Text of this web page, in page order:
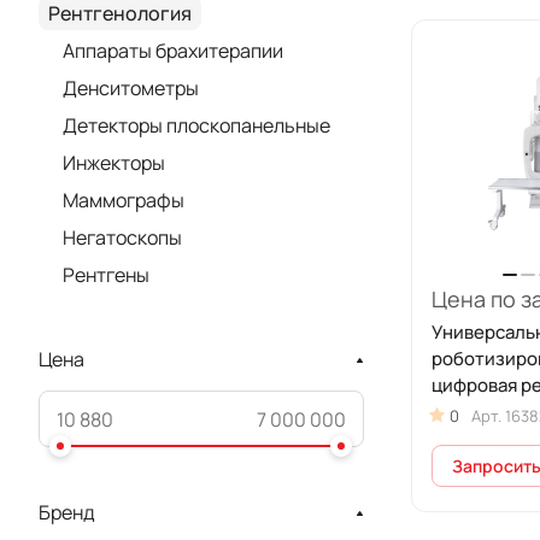
Цена по
цифровая
система
0 Арт.
Рентгенология
Аппараты брахитерапии
Денситометры
Детекторы плоскопанельные
Инжекторы
Маммографы
Негатоскопы
Рентгены
Цена
Бренд